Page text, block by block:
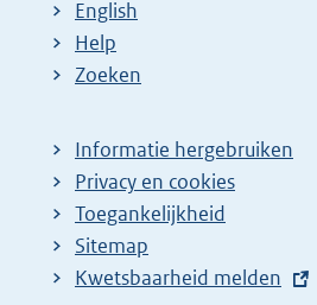
English
Help
Zoeken
Informatie hergebruiken
Privacy en cookies
Toegankelijkheid
Sitemap
E
Kwetsbaarheid melden